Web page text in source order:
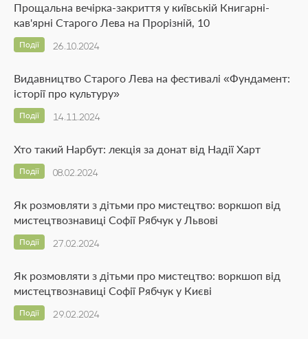
Прощальна вечірка-закриття у київській Книгарні-
кав'ярні Старого Лева на Прорізній, 10
26.10.2024
Події
Видавництво Старого Лева на фестивалі «Фундамент:
історії про культуру»
14.11.2024
Події
Хто такий Нарбут: лекція за донат від Надії Харт
08.02.2024
Події
Як розмовляти з дітьми про мистецтво: воркшоп від
мистецтвознавиці Софії Рябчук у Львові
27.02.2024
Події
Як розмовляти з дітьми про мистецтво: воркшоп від
мистецтвознавиці Софії Рябчук у Києві
29.02.2024
Події